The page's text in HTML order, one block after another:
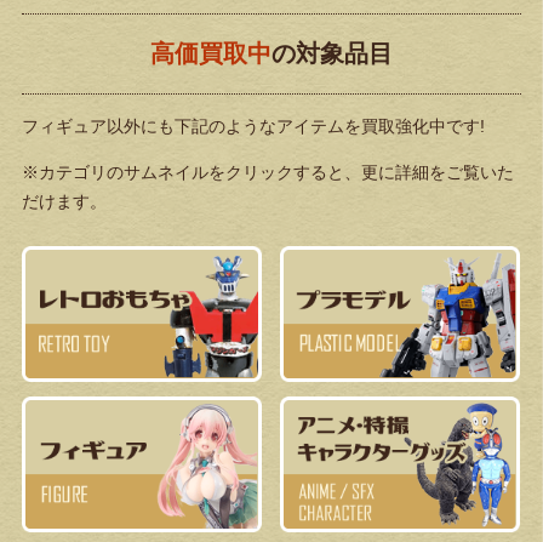
高価買取中の対象品目
フィギュア以外にも下記のようなアイテムを買取強化中です!
※カテゴリのサムネイルをクリックすると、更に詳細をご覧いた
だけます。